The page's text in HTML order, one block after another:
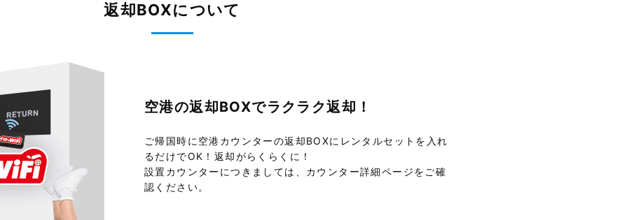
返却BOXについて
空港の返却BOXでラクラク返却！
ご帰国時に空港カウンターの返却BOXにレンタルセットを入れ
るだけでOK！返却がらくらくに！
設置カウンターにつきましては、カウンター詳細ページをご確
認ください。